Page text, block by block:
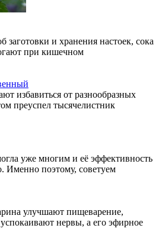
заготовки и хранения настоек, сока
при кишечном
избавиться от разнообразных
преуспел тысячелистник
уже многим и её эффективность
Именно поэтому, советуем
улучшают пищеварение,
нервы, а его эфирное